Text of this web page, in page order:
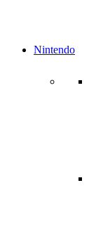
Nintendo